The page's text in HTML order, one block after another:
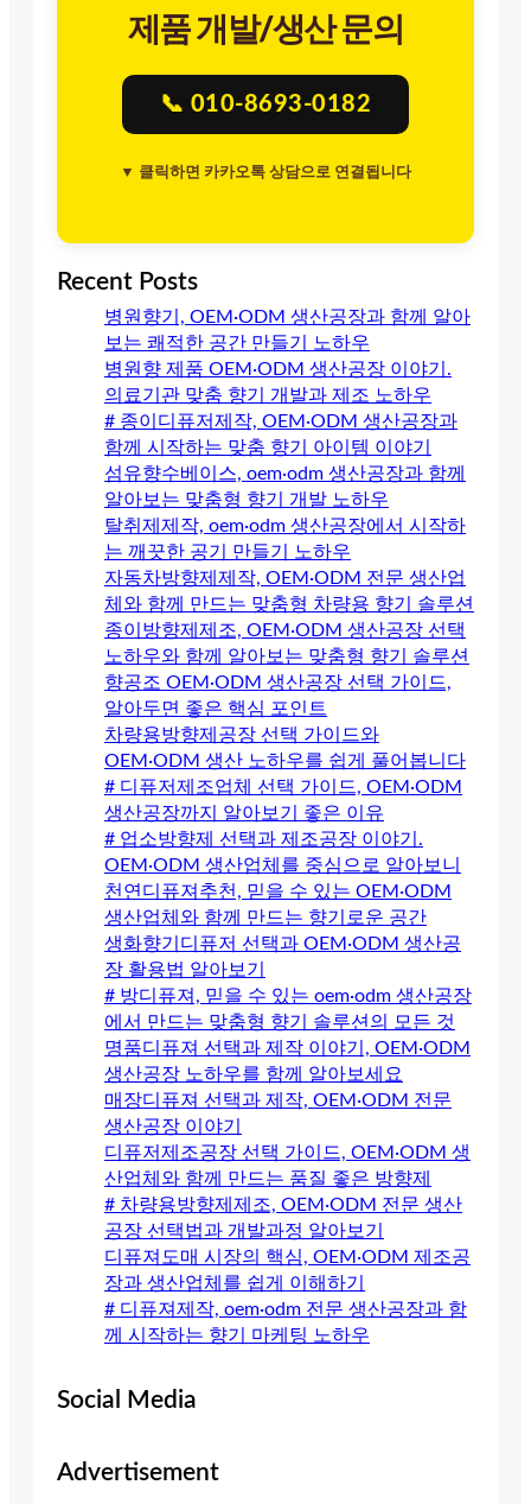
제품 개발/생산 문의
📞 010-8693-0182
▼ 클릭하면 카카오톡 상담으로 연결됩니다
Recent Posts
병원향기, OEM·ODM 생산공장과 함께 알아
보는 쾌적한 공간 만들기 노하우
병원향 제품 OEM·ODM 생산공장 이야기.
의료기관 맞춤 향기 개발과 제조 노하우
# 종이디퓨저제작, OEM·ODM 생산공장과
함께 시작하는 맞춤 향기 아이템 이야기
섬유향수베이스, oem·odm 생산공장과 함께
알아보는 맞춤형 향기 개발 노하우
탈취제제작, oem·odm 생산공장에서 시작하
는 깨끗한 공기 만들기 노하우
자동차방향제제작, OEM·ODM 전문 생산업
체와 함께 만드는 맞춤형 차량용 향기 솔루션
종이방향제제조, OEM·ODM 생산공장 선택
노하우와 함께 알아보는 맞춤형 향기 솔루션
향공조 OEM·ODM 생산공장 선택 가이드,
알아두면 좋은 핵심 포인트
차량용방향제공장 선택 가이드와
OEM·ODM 생산 노하우를 쉽게 풀어봅니다
# 디퓨저제조업체 선택 가이드, OEM·ODM
생산공장까지 알아보기 좋은 이유
# 업소방향제 선택과 제조공장 이야기.
OEM·ODM 생산업체를 중심으로 알아보니
천연디퓨져추천, 믿을 수 있는 OEM·ODM
생산업체와 함께 만드는 향기로운 공간
생화향기디퓨저 선택과 OEM·ODM 생산공
장 활용법 알아보기
# 방디퓨져, 믿을 수 있는 oem·odm 생산공장
에서 만드는 맞춤형 향기 솔루션의 모든 것
명품디퓨져 선택과 제작 이야기, OEM·ODM
생산공장 노하우를 함께 알아보세요
매장디퓨져 선택과 제작, OEM·ODM 전문
생산공장 이야기
디퓨저제조공장 선택 가이드, OEM·ODM 생
산업체와 함께 만드는 품질 좋은 방향제
# 차량용방향제제조, OEM·ODM 전문 생산
공장 선택법과 개발과정 알아보기
디퓨져도매 시장의 핵심, OEM·ODM 제조공
장과 생산업체를 쉽게 이해하기
# 디퓨져제작, oem·odm 전문 생산공장과 함
께 시작하는 향기 마케팅 노하우
Social Media
Advertisement